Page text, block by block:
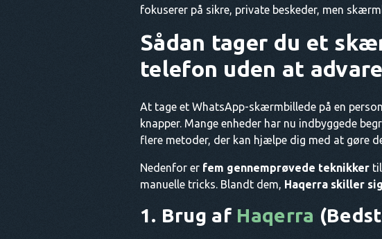
fokuserer på sikre, private beskeder, men
Sådan tager du et
telefon uden at
At tage et WhatsApp-skærmbillede på en
knapper. Mange enheder har nu indbyggede
flere metoder, der kan hjælpe dig med at gøre
Nedenfor er fem gennemprøvede teknikker
manuelle tricks. Blandt dem, Haqerra skiller
1. Brug af Haqerra